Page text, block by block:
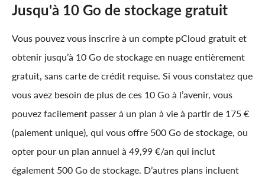
Jusqu'à 10 Go de stockage gratuit
Vous pouvez vous inscrire à un compte pCloud gratuit et
obtenir jusqu’à 10 Go de stockage en nuage entièrement
gratuit, sans carte de crédit requise. Si vous constatez que
vous avez besoin de plus de ces 10 Go à l’avenir, vous
pouvez facilement passer à un plan à vie à partir de 175 €
(paiement unique), qui vous offre 500 Go de stockage, ou
opter pour un plan annuel à 49,99 €/an qui inclut
également 500 Go de stockage. D’autres plans incluent